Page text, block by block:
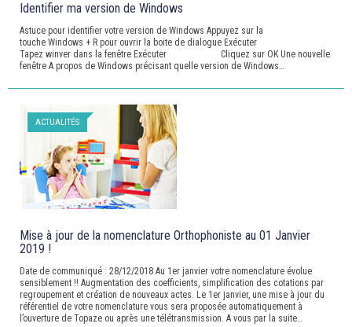
Identifier ma version de Windows
Astuce pour identifier votre version de Windows Appuyez sur la
touche Windows + R pour ouvrir la boite de dialogue Exécuter
Tapez winver dans la fenêtre Exécuter Cliquez sur OK Une nouvelle
fenêtre A propos de Windows précisant quelle version de Windows…
ACTUALITÉS
Mise à jour de la nomenclature Orthophoniste au 01 Janvier
2019 !
Date de communiqué : 28/12/2018 Au 1er janvier votre nomenclature évolue
sensiblement !! Augmentation des coefficients, simplification des cotations par
regroupement et création de nouveaux actes. Le 1er janvier, une mise à jour du
référentiel de votre nomenclature vous sera proposée automatiquement à
l’ouverture de Topaze ou après une télétransmission. A vous par la suite…